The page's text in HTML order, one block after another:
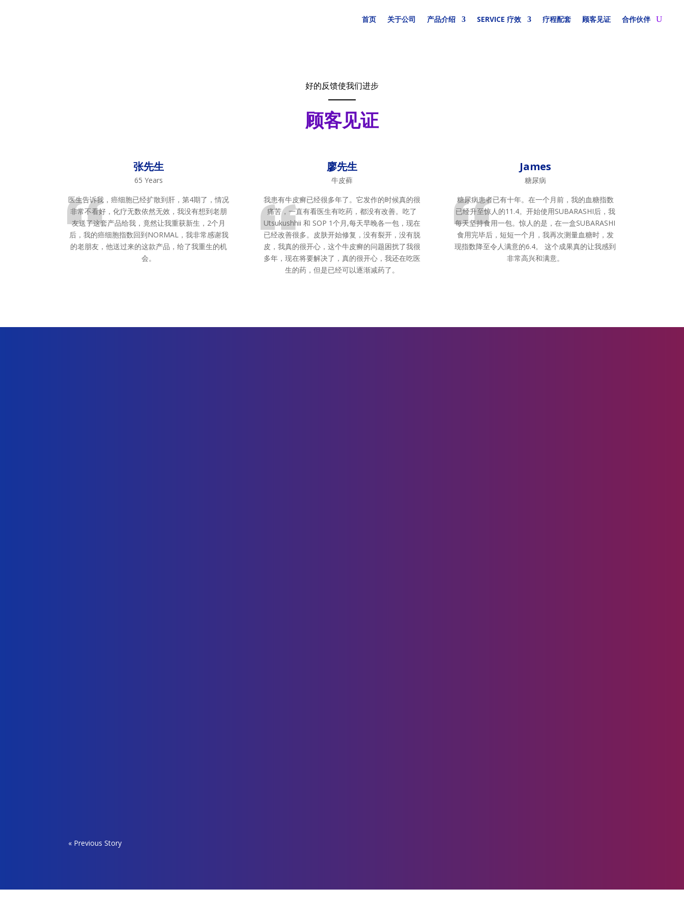
首页 关于公司 产品介绍 SERVICE 疗效 疗程配套 顾客见证 合作伙伴
好的反馈使我们进步
顾客见证
张先生
65 Years
医生告诉我，癌细胞已经扩散到肝，第4期了，情况
非常不看好，化疗无数依然无效，我没有想到老朋
友送了这套产品给我，竟然让我重获新生，2个月
后，我的癌细胞指数回到NORMAL，我非常感谢我
的老朋友，他送过来的这款产品，给了我重生的机
会。
廖先生
牛皮藓
我患有牛皮癣已经很多年了。它发作的时候真的很
痛苦，一直有看医生有吃药，都没有改善。吃了
Utsukushhii 和 SOP 1个月,每天早晚各一包，现在
已经改善很多。皮肤开始修复，没有裂开，没有脱
皮，我真的很开心，这个牛皮癣的问题困扰了我很
多年，现在将要解决了，真的很开心，我还在吃医
生的药，但是已经可以逐渐减药了。
James
糖尿病
糖尿病患者已有十年。在一个月前，我的血糖指数
已经升至惊人的11.4。开始使用SUBARASHI后，我
每天坚持食用一包。惊人的是，在一盒SUBARASHI
食用完毕后，短短一个月，我再次测量血糖时，发
现指数降至令人满意的6.4。 这个成果真的让我感到
非常高兴和满意。
« Previous Story